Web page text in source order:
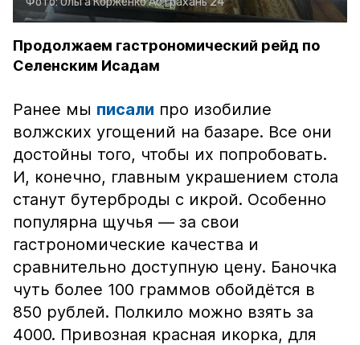
Продолжаем гастрономический рейд по
Селенским Исадам
Ранее мы писали про изобилие
волжских угощений на базаре. Все они
достойны того, чтобы их попробовать.
И, конечно, главным украшением стола
станут бутерброды с икрой. Особенно
популярна щучья — за свои
гастрономические качества и
сравнительно доступную цену. Баночка
чуть более 100 граммов обойдётся в
850 рублей. Полкило можно взять за
4000. Привозная красная икорка, для